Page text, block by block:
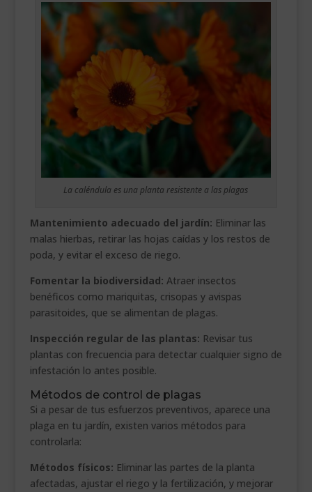
La caléndula es una planta resistente a las plagas
Mantenimiento adecuado del jardín: Eliminar las
malas hierbas, retirar las hojas caídas y los restos de
poda, y evitar el exceso de riego.
Fomentar la biodiversidad: Atraer insectos
benéficos como mariquitas, crisopas y avispas
parasitoides, que se alimentan de plagas.
Inspección regular de las plantas: Revisar tus
plantas con frecuencia para detectar cualquier signo de
infestación lo antes posible.
Métodos de control de plagas
Si a pesar de tus esfuerzos preventivos, aparece una
plaga en tu jardín, existen varios métodos para
controlarla:
Métodos físicos: Eliminar las partes de la planta
afectadas, ajustar el riego y la fertilización, y mejorar